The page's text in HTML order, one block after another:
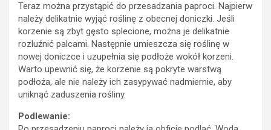
Teraz można przystąpić do przesadzania paproci. Najpierw
należy delikatnie wyjąć roślinę z obecnej doniczki. Jeśli
korzenie są zbyt gęsto splecione, można je delikatnie
rozluźnić palcami. Następnie umieszcza się roślinę w
nowej doniczce i uzupełnia się podłoże wokół korzeni.
Warto upewnić się, że korzenie są pokryte warstwą
podłoża, ale nie należy ich zasypywać nadmiernie, aby
uniknąć zaduszenia rośliny.
Podlewanie: